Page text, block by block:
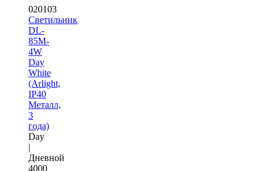
020103
Светильник
DL-
85M-
4W
Day
White
(Arlight,
IP40
Металл,
3
года)
Day
|
Дневной
4000